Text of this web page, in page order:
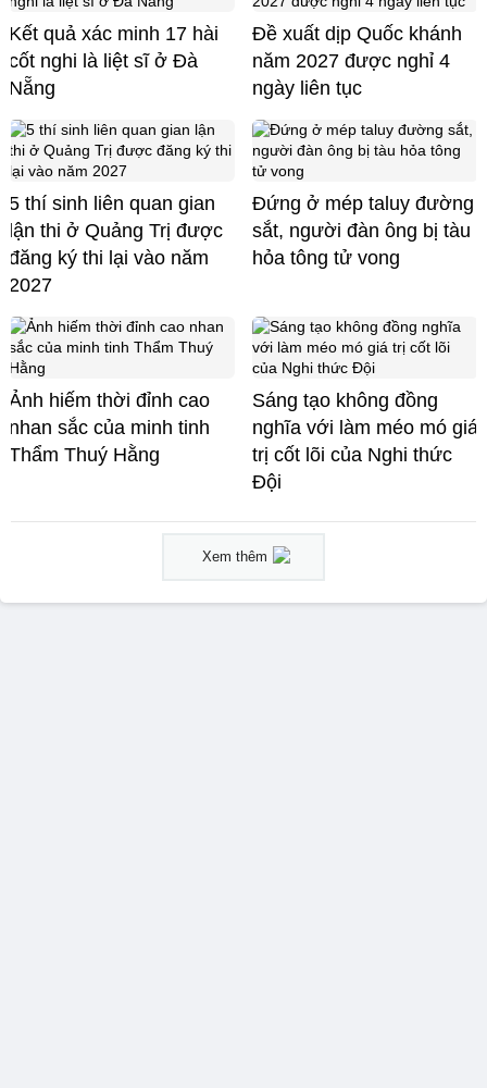
Kết quả xác minh 17 hài
cốt nghi là liệt sĩ ở Đà
Nẵng
Đề xuất dịp Quốc khánh
năm 2027 được nghỉ 4
ngày liên tục
5 thí sinh liên quan gian
lận thi ở Quảng Trị được
đăng ký thi lại vào năm
2027
Đứng ở mép taluy đường
sắt, người đàn ông bị tàu
hỏa tông tử vong
Ảnh hiếm thời đỉnh cao
nhan sắc của minh tinh
Thẩm Thuý Hằng
Sáng tạo không đồng
nghĩa với làm méo mó giá
trị cốt lõi của Nghi thức
Đội
Xem thêm